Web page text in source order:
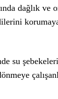
dağlık ve
korumaya
su